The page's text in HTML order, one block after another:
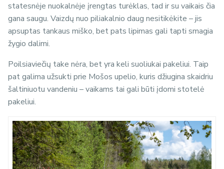
statesnėje nuokalnėje įrengtas turėklas, tad ir su vaikais čia
gana saugu. Vaizdų nuo piliakalnio daug nesitikėkite – jis
apsuptas tankaus miško, bet pats lipimas gali tapti smagia
žygio dalimi.
Poilsiaviečių take nėra, bet yra keli suoliukai pakeliui. Taip
pat galima užsukti prie Mošos upelio, kuris džiugina skaidriu
šaltiniuotu vandeniu – vaikams tai gali būti įdomi stotelė
pakeliui.